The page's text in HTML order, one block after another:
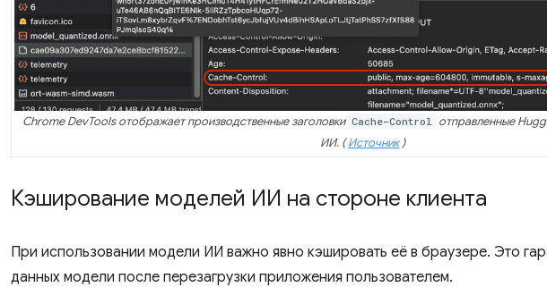
Chrome DevTools отображает производственные заголовки Cache-Control отправленные
ИИ. (Источник)
Кэширование моделей ИИ на стороне клиента
При использовании модели ИИ важно явно кэшировать её в браузере. Это
данных модели после перезагрузки приложения пользователем.